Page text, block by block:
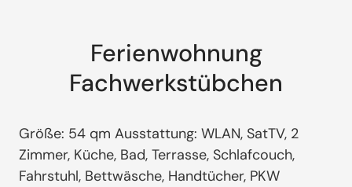
Ferienwohnung
Fachwerkstübchen
Größe: 54 qm Ausstattung: WLAN, SatTV, 2
Zimmer, Küche, Bad, Terrasse, Schlafcouch,
Fahrstuhl, Bettwäsche, Handtücher, PKW